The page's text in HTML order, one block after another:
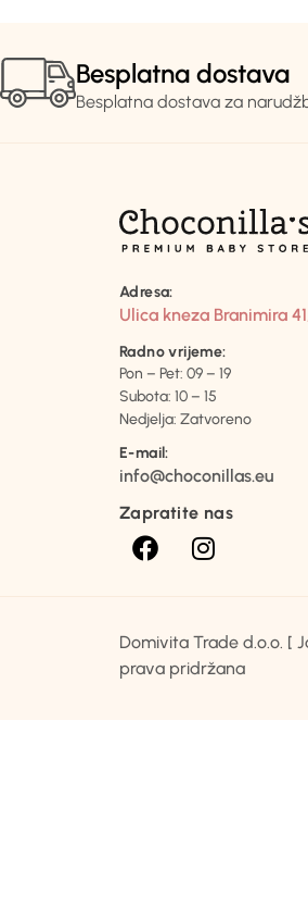
Besplatna dostava
Besplatna dostava za
Adresa:
Ulica kneza Branimira
Radno vrijeme:
Pon – Pet: 09 – 19
Subota: 10 – 15
Nedjelja: Zatvoreno
E-mail:
info@choconillas.eu
Zapratite nas
Domivita Trade d.o.o. [
prava pridržana